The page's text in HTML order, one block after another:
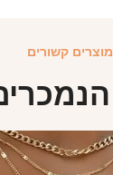
מוצרים קשורים